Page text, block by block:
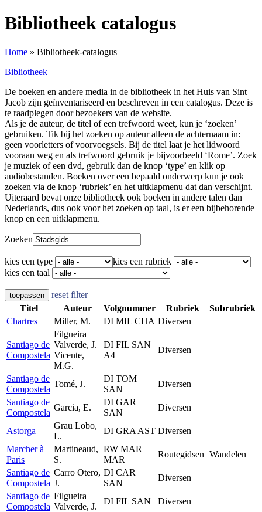
Bibliotheek catalogus
Home » Bibliotheek-catalogus
Bibliotheek
De boeken en andere media in de bibliotheek in het Huis van Sint
Jacob zijn geïnventariseerd en beschreven in een catalogus. Deze is
te raadplegen door bezoekers van de website.
Als je de auteur, de titel of een trefwoord weet, kun je ‘zoeken’
gebruiken. Tik bij het zoeken op auteur alleen de achternaam in:
geen voorletters of voorvoegsels. Bij de titel laat je het lidwoord
vooraan weg en als trefwoord gebruik je bijvoorbeeld ‘Rome’. Zoek
je muziek of een dvd, gebruik dan de knop ‘type’ en klik op
audiobestanden. Boeken over een bepaald onderwerp kun je ook
zoeken via de knop ‘rubriek’ en het uitklapmenu dat dan verschijnt.
Uiteraard bevat onze bibliotheek ook boeken in andere talen dan
Nederlands, dus ook voor het zoeken op taal, is er een bijbehorende
knop en een uitklapmenu.
Zoeken
kies een type
kies een rubriek
kies een taal
toepassen
reset filter
Titel
Auteur Volgnummer Rubriek
Subrubriek
Chartres
Miller, M. DI MIL CHA Diversen
Santiago de
Compostela
Filgueira
Valverde, J.
Vicente,
M.G.
DI FIL SAN
A4
Diversen
Santiago de
Compostela
Tomé, J.
DI TOM
SAN
Diversen
Santiago de
Compostela
Garcia, E.
DI GAR
SAN
Diversen
Astorga
Grau Lobo,
L.
DI GRA AST Diversen
Marcher à
Paris
Martineaud,
S.
RW MAR
MAR
Routegidsen Wandelen
Santiago de
Compostela
Carro Otero,
J.
DI CAR
SAN
Diversen
Santiago de
Compostela
Filgueira
Valverde, J.
DI FIL SAN
Diversen